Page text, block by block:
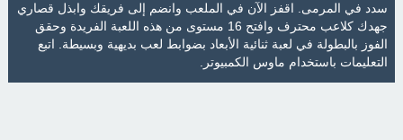
سدد في المرمى. اقفز الآن في الملعب وانضم إلى فريقك وابذل قصاري
جهدك كلاعب محترف وافتح 16 مستوى من هذه اللعبة الفريدة وحقق
الفوز بالبطولة في لعبة ثنائية الأبعاد بضوابط لعب بديهية وبسيطة. اتبع
التعليمات باستخدام ماوس الكمبيوتر.